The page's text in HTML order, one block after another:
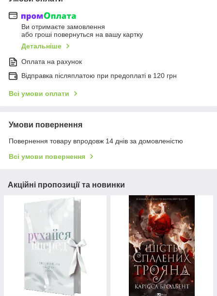
Ви отримаєте замовлення
або гроші повернуться на вашу картку
Детальніше
Оплата на рахунок
Відправка післяплатою при предоплаті в 120 грн
Всі умови оплати
Умови повернення
Повернення товару впродовж 14 днів за домовленістю
Всі умови повернення
Акційні пропозиції та новинки